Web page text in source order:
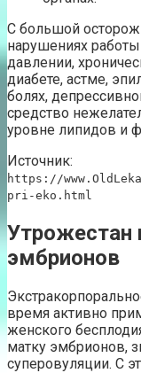
С большой
нарушениях
давлении,
диабете, астме,
болях,
средство
уровне липидов и
Источник:
https://
pri-eko.html
Утрожестан
эмбрионов
время активно
женского
матку эмбрионов,
суперовуляции. С